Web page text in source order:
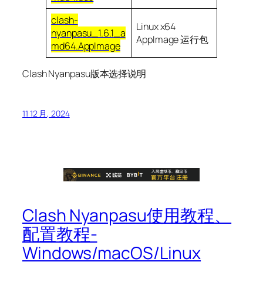
clash-
nyanpasu_1.6.1_a
md64.AppImage
Linux x64
AppImage 运行包
Clash Nyanpasu版本选择说明
11 12 月, 2024
Clash Nyanpasu使用教程、
配置教程-
Windows/macOS/Linux